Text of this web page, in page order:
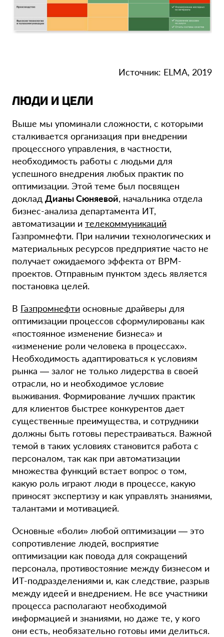
Источник: ELMA, 2019
ЛЮДИ И ЦЕЛИ
Выше мы упоминали сложности, с которыми
сталкивается организация при внедрении
процессного управления, в частности,
необходимость работы с людьми для
успешного внедрения любых практик по
оптимизации. Этой теме был посвящен
доклад Дианы Сюняевой, начальника отдела
бизнес-анализа департамента ИТ,
автоматизации и телекоммуникаций
Газпромнефти. При наличии технологических и
материальных ресурсов предприятие часто не
получает ожидаемого эффекта от BPM-
проектов. Отправным пунктом здесь является
постановка целей.
В Газпромнефти основные драйверы для
оптимизации процессов сформулированы как
«постоянное изменение бизнеса» и
«изменение роли человека в процессах».
Необходимость адаптироваться к условиям
рынка — залог не только лидерства в своей
отрасли, но и необходимое условие
выживания. Формирование лучших практик
для клиентов быстрее конкурентов дает
существенные преимущества, и сотрудники
должны быть готовы перестраиваться. Важной
темой в таких условиях становится работа с
персоналом, так как при автоматизации
множества функций встает вопрос о том,
какую роль играют люди в процессе, какую
приносят экспертизу и как управлять знаниями,
талантами и мотивацией.
Основные «боли» любой оптимизации — это
сопротивление людей, восприятие
оптимизации как повода для сокращений
персонала, противостояние между бизнесом и
ИТ-подразделениями и, как следствие, разрыв
между идеей и внедрением. Не все участники
процесса располагают необходимой
информацией и знаниями, но даже те, у кого
они есть, необязательно готовы ими делиться.